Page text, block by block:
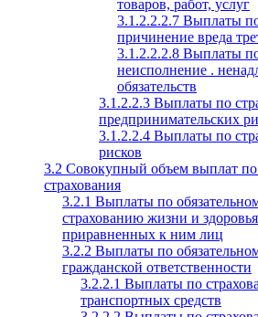
товаров, работ, услуг
3.1.2.2.2.7 Выплаты
причинение вреда
3.1.2.2.2.8 Выплаты
неисполнение .
обязательств
3.1.2.2.3 Выплаты по
предпринимательских
3.1.2.2.4 Выплаты по
рисков
3.2 Совокупный объем выплат по
страхования
3.2.1 Выплаты по
страхованию жизни и
приравненных к ним лиц
3.2.2 Выплаты по
гражданской ответственности
3.2.2.1 Выплаты по
транспортных средств